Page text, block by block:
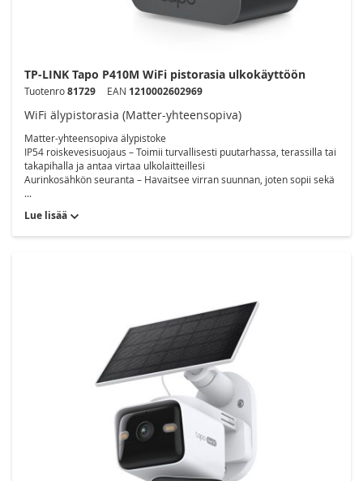
TP-LINK Tapo P410M WiFi pistorasia ulkokäyttöön
Tuotenro81729 EAN 1210002602969
WiFi älypistorasia (Matter-yhteensopiva)
Matter-yhteensopiva älypistoke
IP54 roiskevesisuojaus – Toimii turvallisesti puutarhassa, terassilla tai
takapihalla ja antaa virtaa ulkolaitteillesi
Aurinkosähkön seuranta – Havaitsee virran suunnan, joten sopii sekä
...
Lue lisää